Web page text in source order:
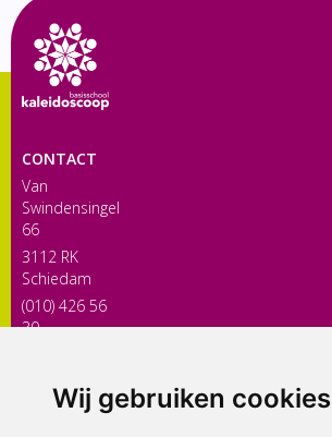
Wij gebruiken cookies
CONTACT
Van
Swindensingel
66
3112 RK
Schiedam
(010) 426 56
30
ONDERDEEL VAN